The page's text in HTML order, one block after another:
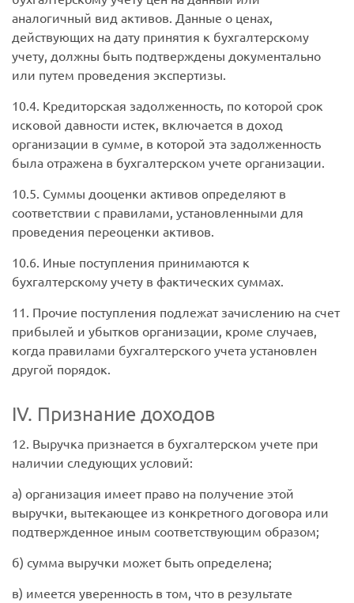
аналогичный вид активов. Данные о ценах,
действующих на дату принятия к бухгалтерскому
учету, должны быть подтверждены документально
или путем проведения экспертизы.
10.4. Кредиторская задолженность, по которой срок
исковой давности истек, включается в доход
организации в сумме, в которой эта задолженность
была отражена в бухгалтерском учете организации.
10.5. Суммы дооценки активов определяют в
соответствии с правилами, установленными для
проведения переоценки активов.
10.6. Иные поступления принимаются к
бухгалтерскому учету в фактических суммах.
11. Прочие поступления подлежат зачислению на счет
прибылей и убытков организации, кроме случаев,
когда правилами бухгалтерского учета установлен
другой порядок.
IV. Признание доходов
12. Выручка признается в бухгалтерском учете при
наличии следующих условий:
а) организация имеет право на получение этой
выручки, вытекающее из конкретного договора или
подтвержденное иным соответствующим образом;
б) сумма выручки может быть определена;
в) имеется уверенность в том, что в результате